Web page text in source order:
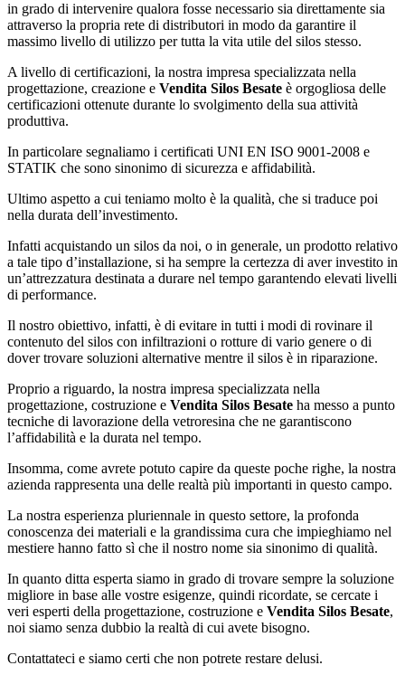
in grado di intervenire qualora fosse necessario sia direttamente sia
attraverso la propria rete di distributori in modo da garantire il
massimo livello di utilizzo per tutta la vita utile del silos stesso.
A livello di certificazioni, la nostra impresa specializzata nella
progettazione, creazione e Vendita Silos Besate è orgogliosa delle
certificazioni ottenute durante lo svolgimento della sua attività
produttiva.
In particolare segnaliamo i certificati UNI EN ISO 9001-2008 e
STATIK che sono sinonimo di sicurezza e affidabilità.
Ultimo aspetto a cui teniamo molto è la qualità, che si traduce poi
nella durata dell’investimento.
Infatti acquistando un silos da noi, o in generale, un prodotto relativo
a tale tipo d’installazione, si ha sempre la certezza di aver investito in
un’attrezzatura destinata a durare nel tempo garantendo elevati livelli
di performance.
Il nostro obiettivo, infatti, è di evitare in tutti i modi di rovinare il
contenuto del silos con infiltrazioni o rotture di vario genere o di
dover trovare soluzioni alternative mentre il silos è in riparazione.
Proprio a riguardo, la nostra impresa specializzata nella
progettazione, costruzione e Vendita Silos Besate ha messo a punto
tecniche di lavorazione della vetroresina che ne garantiscono
l’affidabilità e la durata nel tempo.
Insomma, come avrete potuto capire da queste poche righe, la nostra
azienda rappresenta una delle realtà più importanti in questo campo.
La nostra esperienza pluriennale in questo settore, la profonda
conoscenza dei materiali e la grandissima cura che impieghiamo nel
mestiere hanno fatto sì che il nostro nome sia sinonimo di qualità.
In quanto ditta esperta siamo in grado di trovare sempre la soluzione
migliore in base alle vostre esigenze, quindi ricordate, se cercate i
veri esperti della progettazione, costruzione e Vendita Silos Besate,
noi siamo senza dubbio la realtà di cui avete bisogno.
Contattateci e siamo certi che non potrete restare delusi.